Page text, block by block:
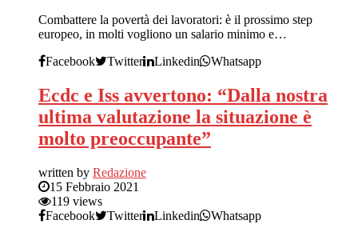
Combattere la povertà dei lavoratori: è il prossimo step
europeo, in molti vogliono un salario minimo e…
Facebook
Twitter Linkedin Whatsapp
Ecdc e Iss avvertono: “Dalla nostra
ultima valutazione la situazione è
molto preoccupante”
written by Redazione
15 Febbraio 2021
119 views
Facebook
Twitter Linkedin Whatsapp